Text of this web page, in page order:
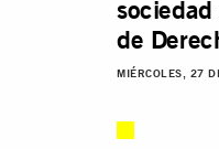
de
MIÉRCOLES, 27